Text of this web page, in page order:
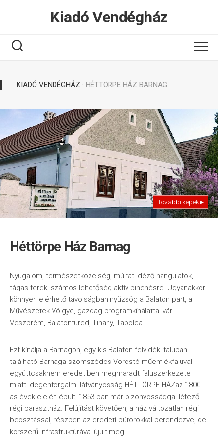
Kiadó Vendégház
KIADÓ VENDÉGHÁZ · HÉTTÖRPE HÁZ BARNAG
További képek ▸
Héttörpe Ház Barnag
Nyugalom, természetközelség, múltat idéző hangulatok,
tágas terek, számos lehetőség aktív pihenésre. Ugyanakkor
könnyen elérhető távolságban nyüzsög a Balaton part, a
Művészetek Völgye, gazdag programkínálattal vár
Veszprém, Balatonfüred, Tihany, Tapolca.
Ezt kínálja a Barnagon, egy kis Balaton-felvidéki faluban
található Barnaga szomszédos Vöröstó műemlékfaluval
együttcsaknem eredetiben megmaradt faluszerkezete
miatt idegenforgalmi látványosság HÉTTÖRPE HÁZaz 1800-
as évek elején épült, 1853-ban már bizonyossággal létező
régi parasztház. Felújítást követően, a ház változatlan régi
beosztással, részben az eredeti bútorokkal berendezve, de
korszerű infrastruktúrával újult meg.